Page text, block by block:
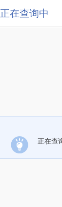
正在查询中
正在查